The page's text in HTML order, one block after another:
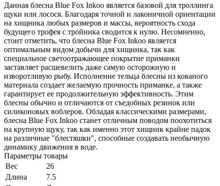
Данная блесна Blue Fox Inkoo является базовой для троллинга
щуки или лосося. Благодаря точной и лаконичной ориентации
на хищника любых размеров и массы, вероятность схода
будущего трофея с тройника сводится к нулю. Несомненно,
стоит отметить, что блесна Blue Fox Inkoo является
оптимальным видом добычи для хищника, так как
специальное светоотражающее покрытие приманки
заставляет расшевелить даже самую осторожную и
изворотливую рыбу. Исполнение тельца блесны из кованого
материала создает желаемую прочность приманке, а также
гарантирует ее продолжительную эффективность. Этим
блесны обычно и отличаются от съедобных резинок или
силиконовых воблеров. Обладая классическими размерами,
блесна Blue Fox Inkoo станет отличным поводом поохотиться
на крупную щуку, так как именно этот хищник крайне падок
на различные "блестяшки", способные создавать необычную
динамику движения в воде.
Параметры товары
Вес
26
Длина
7.5